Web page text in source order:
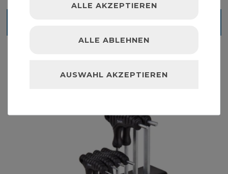
ALLE AKZEPTIEREN
ALLE ABLEHNEN
AUSWAHL AKZEPTIEREN